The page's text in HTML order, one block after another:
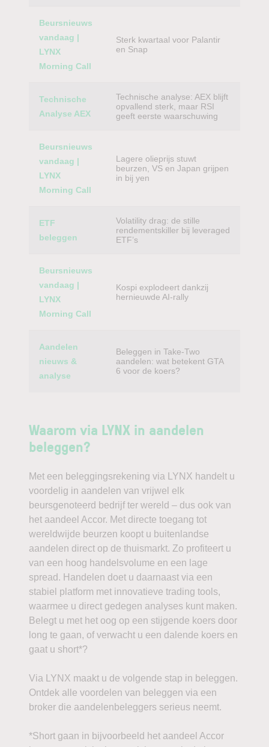
Beursnieuws
vandaag |
LYNX
Morning Call
Sterk kwartaal voor Palantir
en Snap
Technische
Analyse AEX
Technische analyse: AEX blijft
opvallend sterk, maar RSI
geeft eerste waarschuwing
Beursnieuws
vandaag |
LYNX
Morning Call
Lagere olieprijs stuwt
beurzen, VS en Japan grijpen
in bij yen
ETF
beleggen
Volatility drag: de stille
rendementskiller bij leveraged
ETF’s
Beursnieuws
vandaag |
LYNX
Morning Call
Kospi explodeert dankzij
hernieuwde AI-rally
Aandelen
nieuws &
analyse
Beleggen in Take-Two
aandelen: wat betekent GTA
6 voor de koers?
Waarom via LYNX in aandelen
beleggen?
Met een beleggingsrekening via LYNX handelt u
voordelig in aandelen van vrijwel elk
beursgenoteerd bedrijf ter wereld – dus ook van
het aandeel Accor. Met directe toegang tot
wereldwijde beurzen koopt u buitenlandse
aandelen direct op de thuismarkt. Zo profiteert u
van een hoog handelsvolume en een lage
spread. Handelen doet u daarnaast via een
stabiel platform met innovatieve trading tools,
waarmee u direct gedegen analyses kunt maken.
Belegt u met het oog op een stijgende koers door
long te gaan, of verwacht u een dalende koers en
gaat u short*?
Via LYNX maakt u de volgende stap in beleggen.
Ontdek alle voordelen van beleggen via een
broker die aandelenbeleggers serieus neemt.
*Short gaan in bijvoorbeeld het aandeel Accor